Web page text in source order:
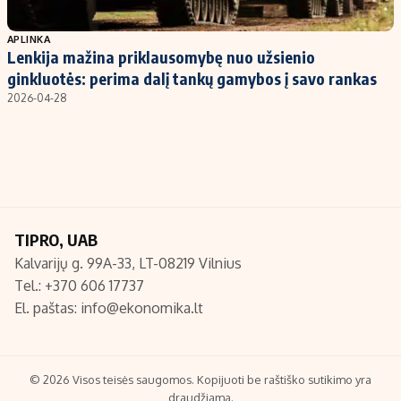
Populiarios temos
Investavimas
Akcijų rinka
Titulinis
Nedarbo išmokos skaičiuoklė
Redakcija
Turinio žymėjimo taisyklės
APLINKA
Lenkija mažina priklausomybę nuo užsienio
ginkluotės: perima dalį tankų gamybos į savo rankas
2026-04-28
TIPRO, UAB
Kalvarijų g. 99A-33, LT-08219 Vilnius
Tel.: +370 606 17737
El. paštas: info@ekonomika.lt
© 2026 Visos teisės saugomos. Kopijuoti be raštiško sutikimo yra
draudžiama.